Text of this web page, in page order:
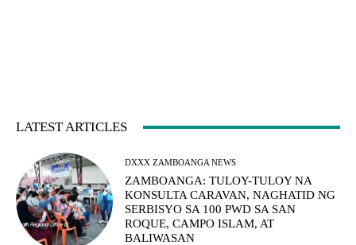
LATEST ARTICLES
DXXX ZAMBOANGA NEWS
ZAMBOANGA: TULOY-TULOY NA
KONSULTA CARAVAN, NAGHATID NG
SERBISYO SA 100 PWD SA SAN
ROQUE, CAMPO ISLAM, AT
BALIWASAN